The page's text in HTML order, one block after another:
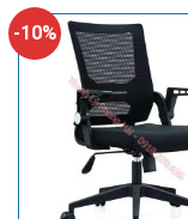
-10%